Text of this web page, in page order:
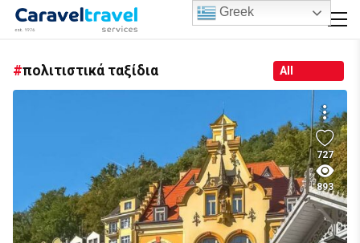
πολιτιστικά ταξίδια All
727
893
Greek